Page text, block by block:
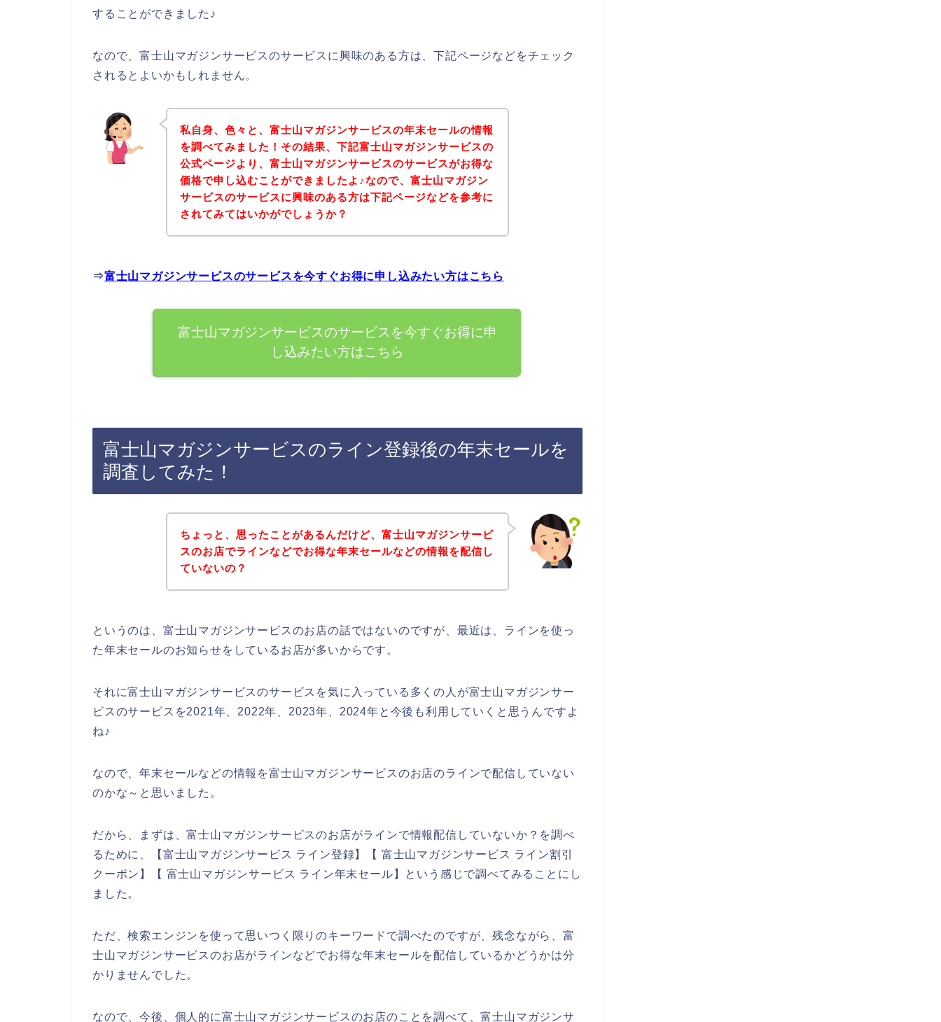
することができました♪
なので、富士山マガジンサービスのサービスに興味のある方は、下記ページなどをチェック
されるとよいかもしれません。
私自身、色々と、富士山マガジンサービスの年末セールの情報
を調べてみました！その結果、下記富士山マガジンサービスの
公式ページより、富士山マガジンサービスのサービスがお得な
価格で申し込むことができましたよ♪なので、富士山マガジン
サービスのサービスに興味のある方は下記ページなどを参考に
されてみてはいかがでしょうか？
⇒富士山マガジンサービスのサービスを今すぐお得に申し込みたい方はこちら
富士山マガジンサービスのサービスを今すぐお得に申
し込みたい方はこちら
富士山マガジンサービスのライン登録後の年末セールを
調査してみた！
ちょっと、思ったことがあるんだけど、富士山マガジンサービ
スのお店でラインなどでお得な年末セールなどの情報を配信し
ていないの？
というのは、富士山マガジンサービスのお店の話ではないのですが、最近は、ラインを使っ
た年末セールのお知らせをしているお店が多いからです。
それに富士山マガジンサービスのサービスを気に入っている多くの人が富士山マガジンサー
ビスのサービスを2021年、2022年、2023年、2024年と今後も利用していくと思うんですよ
ね♪
なので、年末セールなどの情報を富士山マガジンサービスのお店のラインで配信していない
のかな～と思いました。
だから、まずは、富士山マガジンサービスのお店がラインで情報配信していないか？を調べ
るために、【富士山マガジンサービス ライン登録】【 富士山マガジンサービス ライン割引
クーポン】【 富士山マガジンサービス ライン年末セール】という感じで調べてみることにし
ました。
ただ、検索エンジンを使って思いつく限りのキーワードで調べたのですが、残念ながら、富
士山マガジンサービスのお店がラインなどでお得な年末セールを配信しているかどうかは分
かりませんでした。
なので、今後、個人的に富士山マガジンサービスのお店のことを調べて、富士山マガジンサ